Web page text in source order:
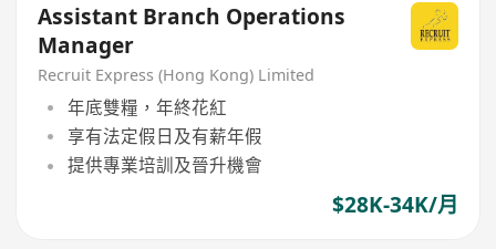
Assistant Branch Operations
Manager
Recruit Express (Hong Kong) Limited
年底雙糧，年終花紅
享有法定假日及有薪年假
提供專業培訓及晉升機會
$28K-34K/月